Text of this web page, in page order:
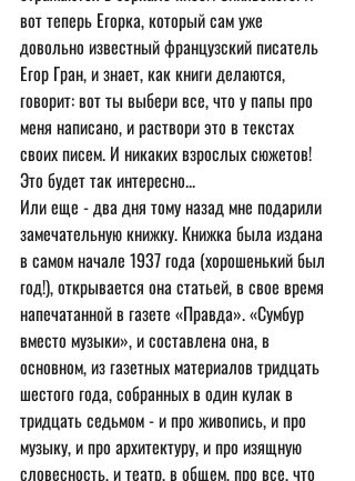
вот теперь Егорка, который сам уже
довольно известный французский писатель
Егор Гран, и знает, как книги делаются,
говорит: вот ты выбери все, что у папы про
меня написано, и раствори это в текстах
своих писем. И никаких взрослых сюжетов!
Это будет так интересно...
Или еще - два дня тому назад мне подарили
замечательную книжку. Книжка была издана
в самом начале 1937 года (хорошенький был
год!), открывается она статьей, в свое время
напечатанной в газете «Правда». «Сумбур
вместо музыки», и составлена она, в
основном, из газетных материалов тридцать
шестого года, собранных в один кулак в
тридцать седьмом - и про живопись, и про
музыку, и про архитектуру, и про изящную
словесность, и театр, в общем, про все, что